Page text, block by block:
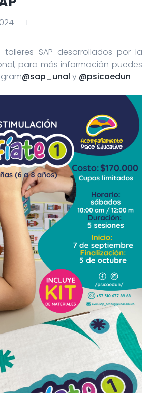
1
talleres SAP desarrollados por la
para más información puedes
@sap_unal y @psicoedun